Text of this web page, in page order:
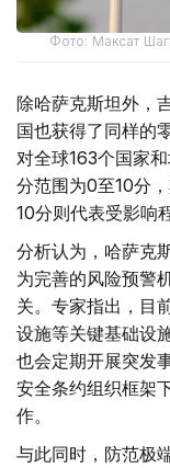
Фото: Максат
除哈萨克斯坦外，
国也获得了同样的
对全球163个国家
分范围为0至10分
10分则代表受影响
分析认为，哈萨克
为完善的风险预警
关。专家指出，目
设施等关键基础设
也会定期开展突发
安全条约组织框架
作。
与此同时，防范极